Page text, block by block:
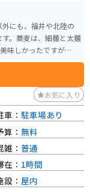
にも、福井や北陸の
。蕎麦は、細麺と太麺
味しかったですが、ソ
お気に入り
車： 駐車場あり
算： 無料
雑： 普通
在： 1時間
設： 屋内